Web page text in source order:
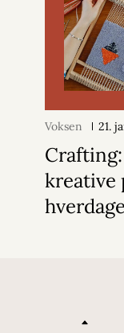
Voksen 21.
kreative